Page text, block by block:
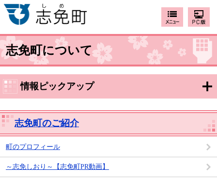
志免町について
情報ピックアップ
志免町のご紹介
町のプロフィール
～志免しおり～【志免町PR動画】